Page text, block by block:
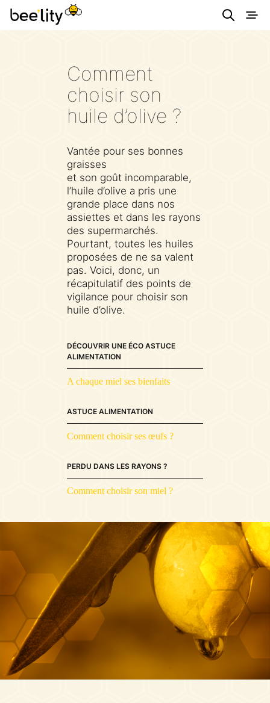
Comment
choisir son
huile d’olive ?
Vantée pour ses bonnes
graisses
et son goût incomparable,
l’huile d’olive a pris une
grande place dans nos
assiettes et dans les rayons
des supermarchés.
Pourtant, toutes les huiles
proposées de ne sa valent
pas. Voici, donc, un
récapitulatif des points de
vigilance pour choisir son
huile d’olive.
DÉCOUVRIR UNE ÉCO ASTUCE
ALIMENTATION
A chaque miel ses bienfaits
ASTUCE ALIMENTATION
Comment choisir ses œufs ?
PERDU DANS LES RAYONS ?
Comment choisir son miel ?
responsables pour
consommer
autrement et
simplement.